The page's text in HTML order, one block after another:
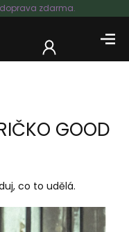
doprava zdarma.
GOOD
co to udělá.